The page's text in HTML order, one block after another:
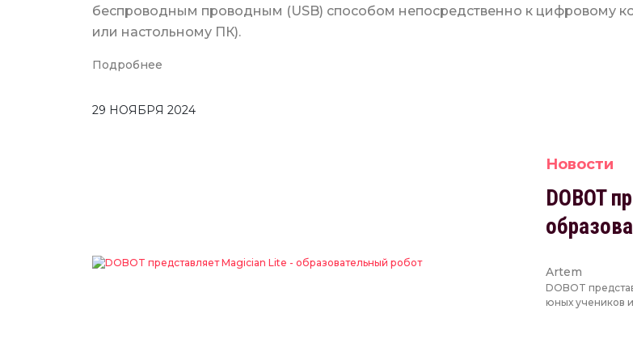
29 НОЯБРЯ 2024
беспроводным проводным (USB) способом непосредственно к цифровому
или настольному ПК).
Подробнее
DOBOT
Artem
Новости
DOBOT
юных учеников